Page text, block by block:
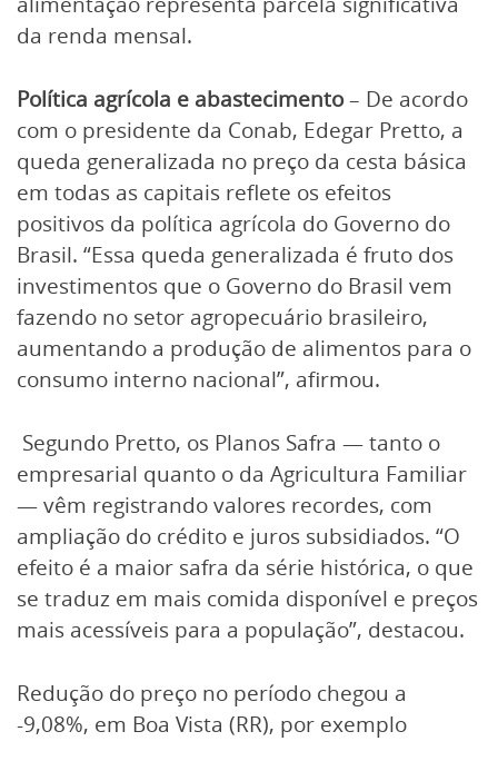
da renda mensal.
Política agrícola e abastecimento– De acordo
com o presidente da Conab, Edegar Pretto, a
queda generalizada no preço da cesta básica
em todas as capitais reflete os efeitos
positivos da política agrícola do Governo do
Brasil. “Essa queda generalizada é fruto dos
investimentos que o Governo do Brasil vem
fazendo no setor agropecuário brasileiro,
aumentando a produção de alimentos para o
consumo interno nacional”, afirmou.
Segundo Pretto, os Planos Safra — tanto o
empresarial quanto o da Agricultura Familiar
— vêm registrando valores recordes, com
ampliação do crédito e juros subsidiados. “O
efeito é a maior safra da série histórica, o que
se traduz em mais comida disponível e preços
mais acessíveis para a população”, destacou.
Redução do preço no período chegou a
-9,08%, em Boa Vista (RR), por exemplo